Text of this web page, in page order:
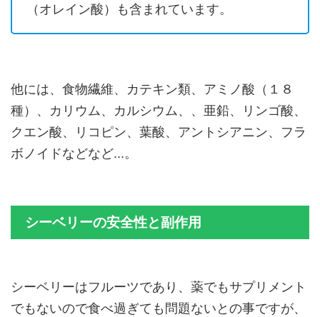
（オレイン酸）も含まれています。
他には、食物繊維、カテキン類、アミノ酸（１８
種）、カリウム、カルシウム、、亜鉛、リンゴ酸、
クエン酸、リコピン、葉酸、アントシアニン、フラ
ボノイドなどなど...。
シーベリーの安全性と副作用
シーベリーはフルーツであり、薬でもサプリメント
でもないので食べ過ぎても問題ないとの事ですが、